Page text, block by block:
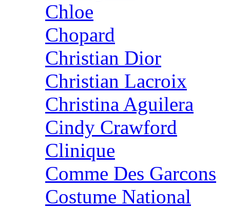
Chloe
Chopard
Christian Dior
Christian Lacroix
Christina Aguilera
Cindy Crawford
Clinique
Comme Des Garcons
Costume National